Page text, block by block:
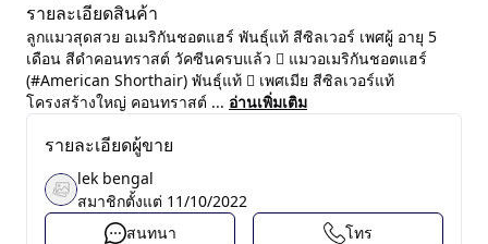
รายละเอียดสินค้า
ลูกแมวสุดสวย อเมริกันชอตแฮร์ พันธุ์แท้ สีซิลเวอร์ เพศผู้ อายุ 5
เดือน สีดำคอนทราสต์ วัคซีนครบแล้ว  แมวอเมริกันชอตแฮร์
(#American Shorthair) พันธุ์แท้  เพศเมีย สีซิลเวอร์แท้
โครงสร้างใหญ่ คอนทราสต์ ... อ่านเพิ่มเติม
รายละเอียดผู้ขาย
lek bengal
สมาชิกตั้งแต่ 11/10/2022
สนทนา
โทร